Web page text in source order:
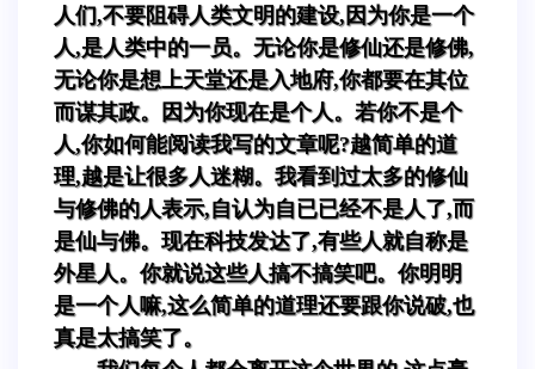
人们,不要阻碍人类文明的建设,因为你是一个
人,是人类中的一员。无论你是修仙还是修佛,
无论你是想上天堂还是入地府,你都要在其位
而谋其政。因为你现在是个人。若你不是个
人,你如何能阅读我写的文章呢?越简单的道
理,越是让很多人迷糊。我看到过太多的修仙
与修佛的人表示,自认为自已已经不是人了,而
是仙与佛。现在科技发达了,有些人就自称是
外星人。你就说这些人搞不搞笑吧。你明明
是一个人嘛,这么简单的道理还要跟你说破,也
真是太搞笑了。